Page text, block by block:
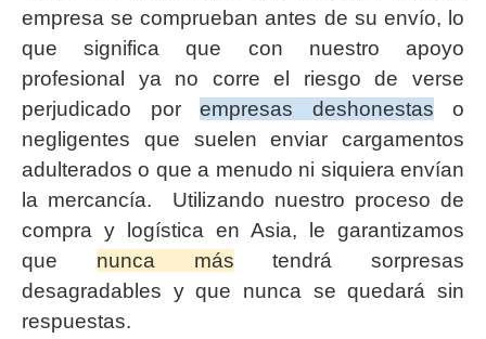
empresa se comprueban antes de su envío, lo
que significa que con nuestro apoyo
profesional ya no corre el riesgo de verse
perjudicado por empresas deshonestas o
negligentes que suelen enviar cargamentos
adulterados o que a menudo ni siquiera envían
la mercancía. Utilizando nuestro proceso de
compra y logística en Asia, le garantizamos
que nunca más tendrá sorpresas
desagradables y que nunca se quedará sin
respuestas.